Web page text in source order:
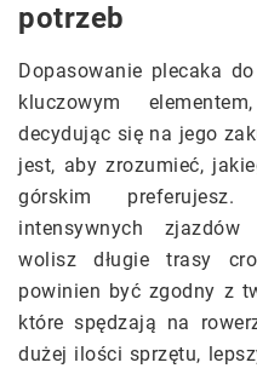
potrzeb
Dopasowanie plecaka
kluczowym
decydując się na jego
jest, aby zrozumieć,
górskim
intensywnych
wolisz długie trasy
powinien być zgodny z
które spędzają na
dużej ilości sprzętu,